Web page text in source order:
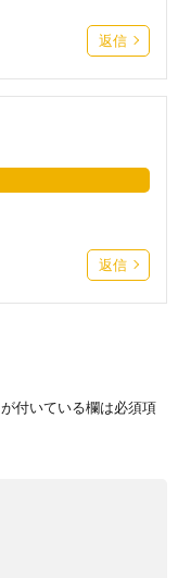
返信
返信
が付いている欄は必須項